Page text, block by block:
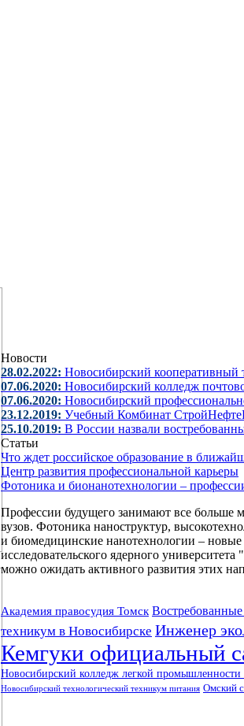
Новости
28.02.2022: Новосибирский
07.06.2020: Новосибирский колледж
07.06.2020: Новосибирский
23.12.2019: Учебный Комбинат
25.10.2019: В России назвали
Статьи
Что ждет российское образование в
Центр развития профессиональной карьеры
Фотоника и бионанотехнологии –
Профессии будущего занимают все больше
вузов. Фотоника наноструктур,
и биомедицинские нанотехнологии –
исследовательского ядерного
можно ожидать активного развития этих
Академия правосудия Томск
техникум в Новосибирске Инженер
Кемгуки официальный
Новосибирский колледж легкой промышленности
Новосибирский технологический техникум питания Омский